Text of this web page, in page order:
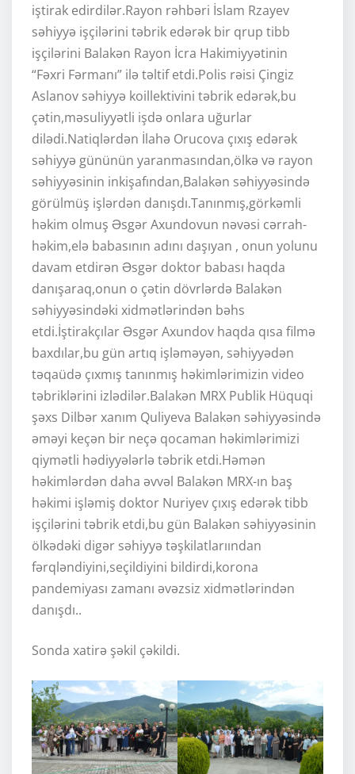
iştirak edirdilər.Rayon rəhbəri İslam Rzayev
səhiyyə işçilərini təbrik edərək bir qrup tibb
işçilərini Balakən Rayon İcra Hakimiyyətinin
“Fəxri Fərmanı” ilə təltif etdi.Polis rəisi Çingiz
Aslanov səhiyyə koillektivini təbrik edərək,bu
çətin,məsuliyyətli işdə onlara uğurlar
dilədi.Natiqlərdən İlahə Orucova çıxış edərək
səhiyyə gününün yaranmasından,ölkə və rayon
səhiyyəsinin inkişafından,Balakən səhiyyəsində
görülmüş işlərdən danışdı.Tanınmış,görkəmli
həkim olmuş Əsgər Axundovun nəvəsi cərrah-
həkim,elə babasının adını daşıyan , onun yolunu
davam etdirən Əsgər doktor babası haqda
danışaraq,onun o çətin dövrlərdə Balakən
səhiyyəsindəki xidmətlərindən bəhs
etdi.İştirakçılar Əsgər Axundov haqda qısa filmə
baxdılar,bu gün artıq işləməyən, səhiyyədən
təqaüdə çıxmış tanınmış həkimlərimizin video
təbriklərini izlədilər.Balakən MRX Publik Hüquqi
şəxs Dilbər xanım Quliyeva Balakən səhiyyəsində
əməyi keçən bir neçə qocaman həkimlərimizi
qiymətli hədiyyələrlə təbrik etdi.Həmən
həkimlərdən daha əvvəl Balakən MRX-ın baş
həkimi işləmiş doktor Nuriyev çıxış edərək tibb
işçilərini təbrik etdi,bu gün Balakən səhiyyəsinin
ölkədəki digər səhiyyə təşkilatlarıından
fərqləndiyini,seçildiyini bildirdi,korona
pandemiyası zamanı əvəzsiz xidmətlərindən
danışdı..
Sonda xatirə şəkil çəkildi.